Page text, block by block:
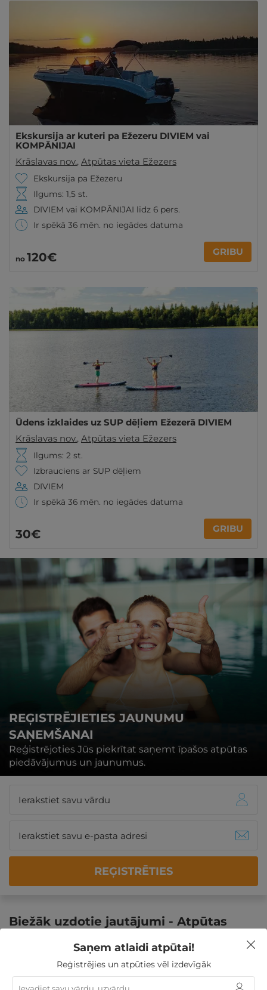
Ekskursija ar kuteri pa Ežezeru DIVIEM vai
KOMPĀNIJAI
Krāslavas nov., Atpūtas vieta Ežezers
Ekskursija pa Ežezeru
Ilgums: 1,5 st.
DIVIEM vai KOMPĀNIJAI līdz 6 pers.
Ir spēkā 36 mēn. no iegādes datuma
no 120€ GRIBU
Ūdens izklaides uz SUP dēļiem Ežezerā DIVIEM
Krāslavas nov., Atpūtas vieta Ežezers
Ilgums: 2 st.
Izbrauciens ar SUP dēļiem
DIVIEM
Ir spēkā 36 mēn. no iegādes datuma
30€ GRIBU
REĢISTRĒJIETIES JAUNUMU
SAŅEMŠANAI
Reģistrējoties Jūs piekrītat saņemt īpašos atpūtas
piedāvājumus un jaunumus.
REĢISTRĒTIES
Biežāk uzdotie jautājumi - Atpūtas
Saņem atlaidi atpūtai!
Reģistrējies un atpūties vēl izdevīgāk